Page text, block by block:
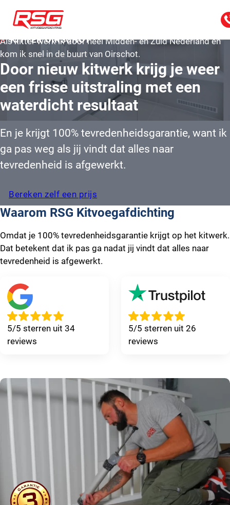
KITTER OIRSCHOT
Als kitter werk ik door heel Midden- en Zuid Nederland en
kom ik snel in de buurt van Oirschot.
Door nieuw kitwerk krijg je weer
een frisse uitstraling met een
waterdicht resultaat
En je krijgt 100% tevredenheidsgarantie, want ik
ga pas weg als jij vindt dat alles naar
tevredenheid is afgewerkt.
Bereken zelf een prijs
Waarom RSG Kitvoegafdichting
Omdat je 100% tevredenheidsgarantie krijgt op het kitwerk.
Dat betekent dat ik pas ga nadat jij vindt dat alles naar
tevredenheid is afgewerkt.
5/5 sterren uit 34
reviews
5/5 sterren uit 26
reviews